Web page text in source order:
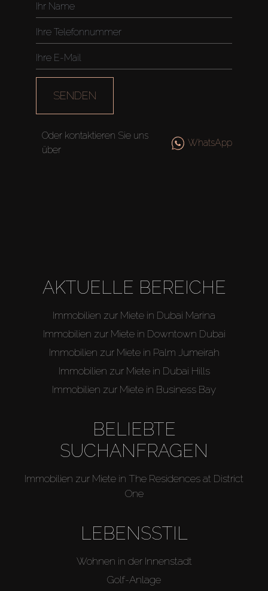
SENDEN
Oder kontaktieren Sie uns
über
WhatsApp
AKTUELLE BEREICHE
Immobilien zur Miete in Dubai Marina
Immobilien zur Miete in Downtown Dubai
Immobilien zur Miete in Palm Jumeirah
Immobilien zur Miete in Dubai Hills
Immobilien zur Miete in Business Bay
BELIEBTE
SUCHANFRAGEN
Immobilien zur Miete in The Residences at District
One
LEBENSSTIL
Wohnen in der Innenstadt
Golf-Anlage